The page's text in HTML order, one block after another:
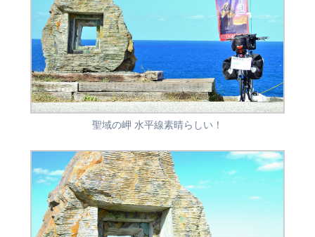
聖域の岬 水平線素晴らしい！